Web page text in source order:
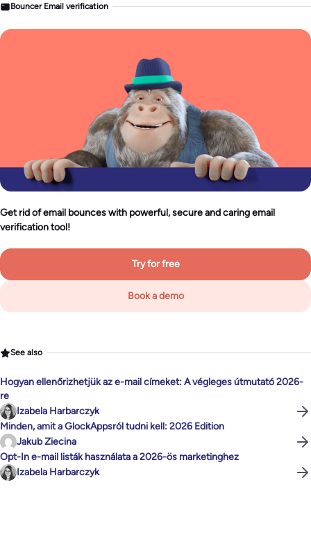
Bouncer Email verification
Get rid of email bounces with powerful, secure and caring email
verification tool!
Try for free
Book a demo
See also
Hogyan ellenőrizhetjük az e-mail címeket: A végleges útmutató 2026-
re
Izabela Harbarczyk
Minden, amit a GlockAppsról tudni kell: 2026 Edition
Jakub Ziecina
Opt-In e-mail listák használata a 2026-ös marketinghez
Izabela Harbarczyk